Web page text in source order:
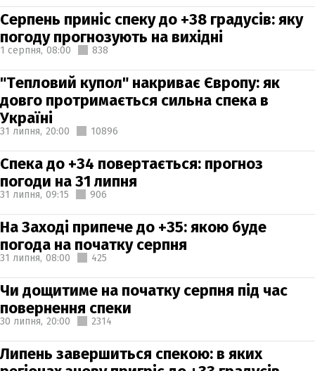
Серпень приніс спеку до +38 градусів: яку
погоду прогнозують на вихідні
1 серпня, 08:00 838
"Тепловий купол" накриває Європу: як
довго протримається сильна спека в
Україні
31 липня, 20:00 10896
Спека до +34 повертається: прогноз
погоди на 31 липня
31 липня, 09:15 906
На Заході припече до +35: якою буде
погода на початку серпня
31 липня, 08:00 425
Чи дощитиме на початку серпня під час
повернення спеки
30 липня, 20:00 2314
Липень завершиться спекою: в яких